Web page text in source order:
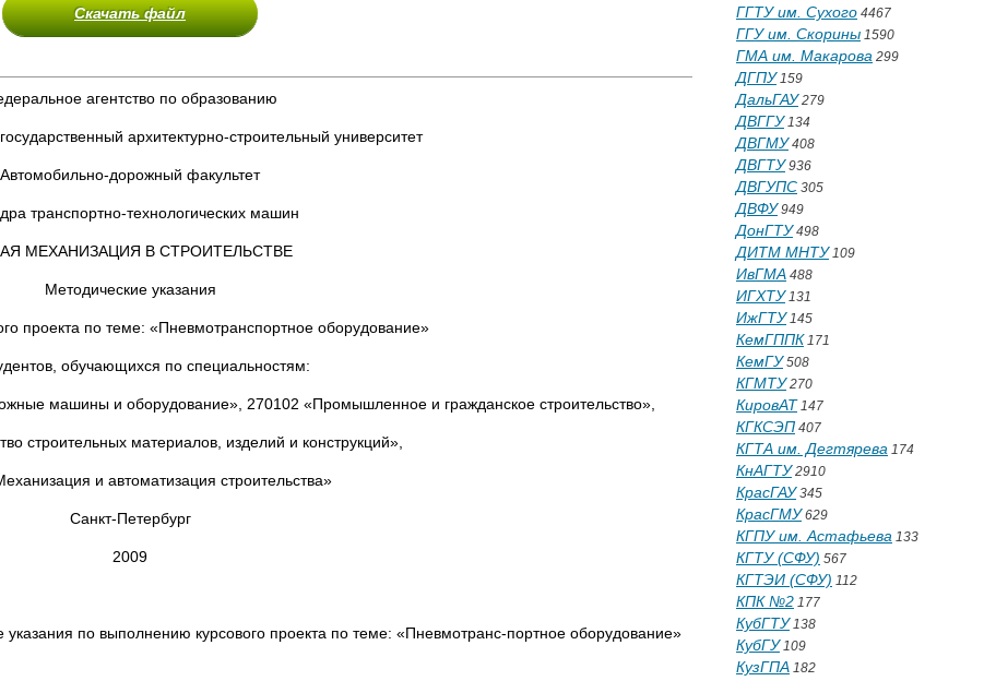
Скачать файл
агентство по образованию
архитектурно-строительный университет
Автомобильно-дорожный факультет
транспортно-технологических машин
МЕХАНИЗАЦИЯ В СТРОИТЕЛЬСТВЕ
Методические указания
проекта по теме: «Пневмотранспортное оборудование»
обучающихся по специальностям:
машины и оборудование», 270102 «Промышленное и гражданское строительство»,
строительных материалов, изделий и конструкций»,
и автоматизация строительства»
Санкт-Петербург
2009
по выполнению курсового проекта по теме: «Пневмотранс-портное оборудование»
ГГТУ им. Сухого 4467
ГГУ им. Скорины 1590
ГМА им. Макарова 299
ДГПУ159
ДальГАУ279
ДВГГУ134
ДВГМУ408
ДВГТУ936
ДВГУПС 305
ДВФУ949
ДонГТУ498
ДИТМ МНТУ109
ИвГМА 488
ИГХТУ131
ИжГТУ145
КемГППК 171
КемГУ508
КГМТУ270
КировАТ 147
КГКСЭП 407
КГТА им. Дегтярева 174
КнАГТУ2910
КрасГАУ345
КрасГМУ629
КГПУ им. Астафьева 133
КГТУ (СФУ) 567
КГТЭИ (СФУ) 112
КПК №2 177
КубГТУ138
КубГУ109
КузГПА 182